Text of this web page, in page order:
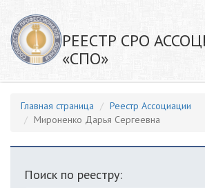
РЕЕСТР СРО
«СПО»
Главная страница
Реестр Ассоциации
Мироненко Дарья Сергеевна
Поиск по реестру: